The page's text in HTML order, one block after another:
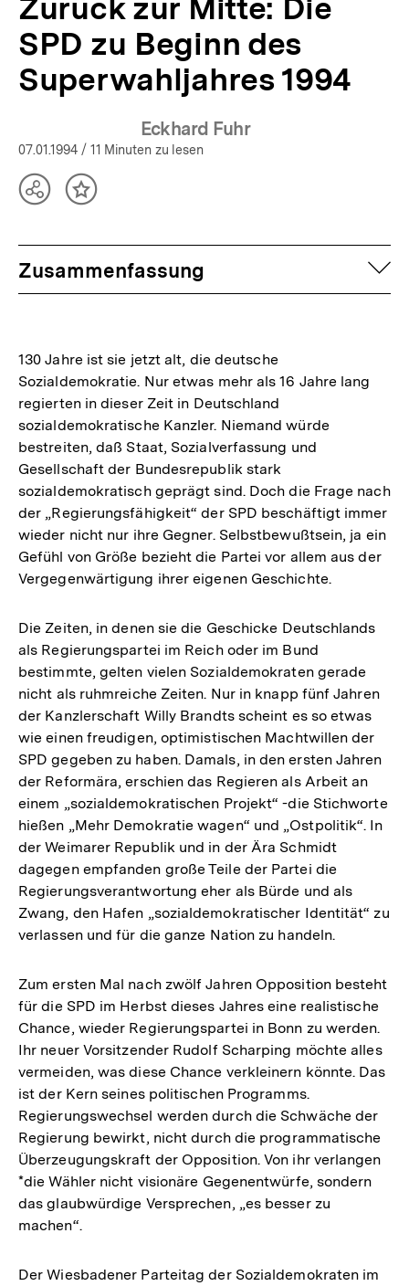
Zurück zur Mitte: Die
SPD zu Beginn des
Superwahljahres 1994
Eckhard Fuhr
07.01.1994 / 11 Minuten zu lesen
TeilenInhalt
Zusammenfassung
130 Jahre ist sie jetzt alt, die deutsche
Sozialdemokratie. Nur etwas mehr als 16 Jahre lang
regierten in dieser Zeit in Deutschland
sozialdemokratische Kanzler. Niemand würde
bestreiten, daß Staat, Sozialverfassung und
Gesellschaft der Bundesrepublik stark
sozialdemokratisch geprägt sind. Doch die Frage nach
der „Regierungsfähigkeit“ der SPD beschäftigt immer
wieder nicht nur ihre Gegner. Selbstbewußtsein, ja ein
Gefühl von Größe bezieht die Partei vor allem aus der
Vergegenwärtigung ihrer eigenen Geschichte.
Die Zeiten, in denen sie die Geschicke Deutschlands
als Regierungspartei im Reich oder im Bund
bestimmte, gelten vielen Sozialdemokraten gerade
nicht als ruhmreiche Zeiten. Nur in knapp fünf Jahren
der Kanzlerschaft Willy Brandts scheint es so etwas
wie einen freudigen, optimistischen Machtwillen der
SPD gegeben zu haben. Damals, in den ersten Jahren
der Reformära, erschien das Regieren als Arbeit an
einem „sozialdemokratischen Projekt“ -die Stichworte
hießen „Mehr Demokratie wagen“ und „Ostpolitik“. In
der Weimarer Republik und in der Ära Schmidt
dagegen empfanden große Teile der Partei die
Regierungsverantwortung eher als Bürde und als
Zwang, den Hafen „sozialdemokratischer Identität“ zu
verlassen und für die ganze Nation zu handeln.
Zum ersten Mal nach zwölf Jahren Opposition besteht
für die SPD im Herbst dieses Jahres eine realistische
Chance, wieder Regierungspartei in Bonn zu werden.
Ihr neuer Vorsitzender Rudolf Scharping möchte alles
vermeiden, was diese Chance verkleinern könnte. Das
ist der Kern seines politischen Programms.
Regierungswechsel werden durch die Schwäche der
Regierung bewirkt, nicht durch die programmatische
Überzeugungskraft der Opposition. Von ihr verlangen
*die Wähler nicht visionäre Gegenentwürfe, sondern
das glaubwürdige Versprechen, „es besser zu
machen“.
Der Wiesbadener Parteitag der Sozialdemokraten im